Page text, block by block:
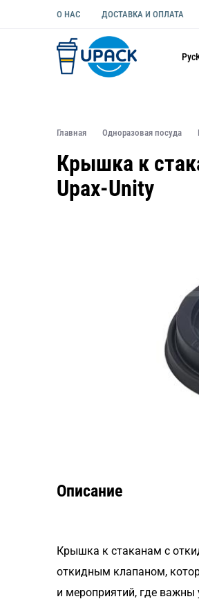
О НАС ДОСТАВКА И ОПЛАТА
Рус
Главная Одноразовая посуда
Крышка к
Upax-Unity
Описание
Крышка к стаканам с
откидным клапаном,
и мероприятий, где важны